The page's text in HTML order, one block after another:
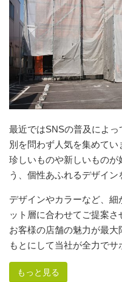
最近ではSNSの普及によ
別を問わず人気を集めてい
珍しいものや新しいもの
う、個性あふれるデザイン
デザインやカラーなど、
ット層に合わせてご提案さ
お客様の店舗の魅力が最
もとにして当社が全力でサ
もっと見る